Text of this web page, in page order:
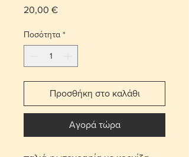
20,00 €Τιμή
Ποσότητα *
Προσθήκη στο καλάθι
Αγορά τώρα